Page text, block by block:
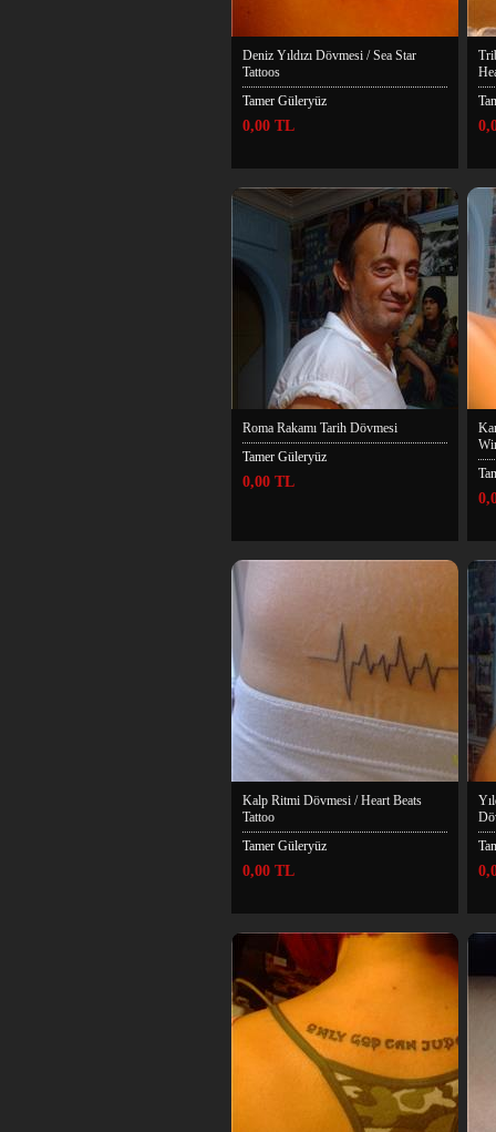
Deniz Yıldızı Dövmesi / Sea Star
Tattoos
Tamer Güleryüz
0,00 TL
Roma Rakamı Tarih Dövmesi
Tamer Güleryüz
0,00 TL
Kalp Ritmi Dövmesi / Heart Beats
Tattoo
Tamer Güleryüz
0,00 TL